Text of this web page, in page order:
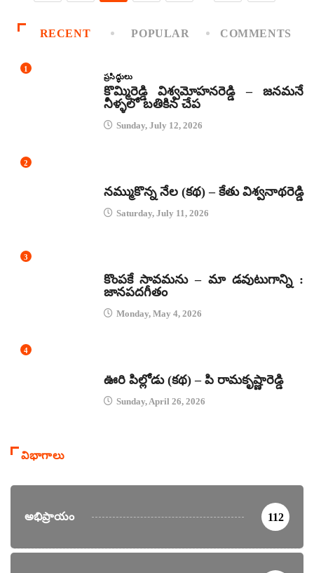
RECENT POPULAR COMMENTS
1
ప్రసిద్ధులు
కొమ్మిరెడ్డి విశ్వమోహనరెడ్డి – జనమనే
నీళ్ళలో బతికిన చేప
Sunday, July 12, 2026
2
నమ్ముకొన్న నేల (కథ) – కేతు విశ్వనాథరెడ్డి
Saturday, July 11, 2026
3
కొంపకే సావమను – మా డవుటుగాన్ని :
జానపదగీతం
Monday, May 4, 2026
4
ఊరి పిల్లోడు (కథ) – పి రామకృష్ణారెడ్డి
Sunday, April 26, 2026
విభాగాలు
అభిప్రాయం 112